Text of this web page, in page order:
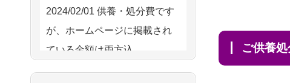
ご供養
2026/08/01 17:10
東京都の方からお申込み
2026/08/01 11:07
つい先日も利用さ
せていただきました。 手続...
2024/02/01 供養・処分費です
が、ホームページに掲載され
ている金額は両方込...
2024/01/27実家にある七段飾